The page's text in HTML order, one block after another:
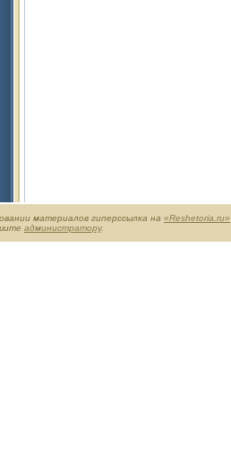
материалов гиперссылка на «Reshetoria.ru»
администратору.